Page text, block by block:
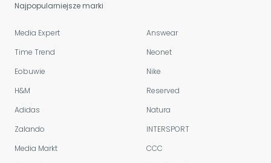
Najpopularniejsze marki
Media Expert
Time Trend
Eobuwie
H&M
Adidas
Zalando
Media Markt
Answear
Neonet
Nike
Reserved
Natura
INTERSPORT
CCC